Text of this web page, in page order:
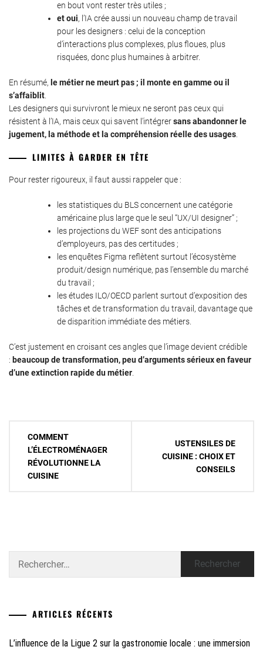
en bout vont rester très utiles ;
et oui, l’IA crée aussi un nouveau champ de travail
pour les designers : celui de la conception
d’interactions plus complexes, plus floues, plus
risquées, donc plus humaines à arbitrer.
En résumé, le métier ne meurt pas ; il monte en gamme ou il
s’affaiblit.
Les designers qui survivront le mieux ne seront pas ceux qui
résistent à l’IA, mais ceux qui savent l’intégrersans abandonner le
jugement, la méthode et la compréhension réelle des usages.
LIMITES À GARDER EN TÊTE
Pour rester rigoureux, il faut aussi rappeler que :
les statistiques du BLS concernent une catégorie
américaine plus large que le seul “UX/UI designer” ;
les projections du WEF sont des anticipations
d’employeurs, pas des certitudes ;
les enquêtes Figma reflètent surtout l’écosystème
produit/design numérique, pas l’ensemble du marché
du travail ;
les études ILO/OECD parlent surtout d’exposition des
tâches et de transformation du travail, davantage que
de disparition immédiate des métiers.
C’est justement en croisant ces angles que l’image devient crédible
: beaucoup de transformation, peu d’arguments sérieux en faveur
d’une extinction rapide du métier.
Navigation
l’article
COMMENT
L’ÉLECTROMÉNAGER
RÉVOLUTIONNE LA
CUISINE
USTENSILES DE
CUISINE : CHOIX ET
CONSEILS
ARTICLES RÉCENTS
L’influence de la Ligue 2 sur la gastronomie locale : une immersion